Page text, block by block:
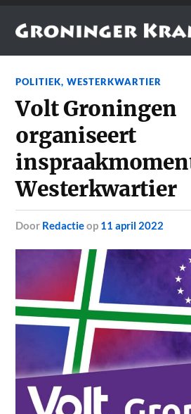
POLITIEK,WESTERKWARTIER
Volt Groningen
organiseert
Westerkwartier
door Redactieop 11 april 2022